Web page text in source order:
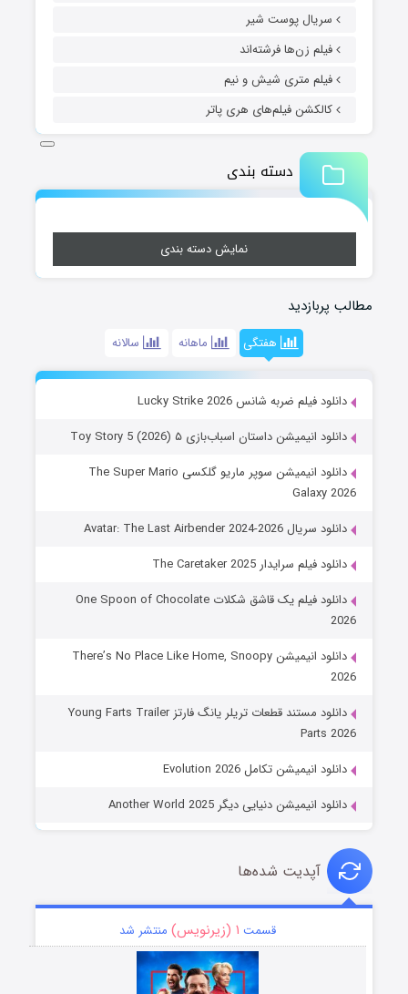
سریال پوست شیر
فیلم زن‌ها فرشته‌اند
فیلم متری شیش و نیم
کالکشن فیلم‌های هری پاتر
دسته بندی
نمایش دسته بندی
مطالب پربازدید
هفتگی ماهانه سالانه
دانلود فیلم ضربه شانس Lucky Strike 2026
دانلود انیمیشن داستان اسباب‌بازی ۵ Toy Story 5 (2026)
دانلود انیمیشن سوپر ماریو گلکسی The Super Mario
Galaxy 2026
دانلود سریال Avatar: The Last Airbender 2024-2026
دانلود فیلم سرایدار The Caretaker 2025
دانلود فیلم یک قاشق شکلات One Spoon of Chocolate
2026
دانلود انیمیشن There’s No Place Like Home, Snoopy
2026
دانلود مستند قطعات تریلر یانگ فارتز Young Farts Trailer
Parts 2026
دانلود انیمیشن تکامل Evolution 2026
دانلود انیمیشن دنیایی دیگر Another World 2025
آپدیت شده‌ها
قسمت ۱ (زیرنویس) منتشر شد